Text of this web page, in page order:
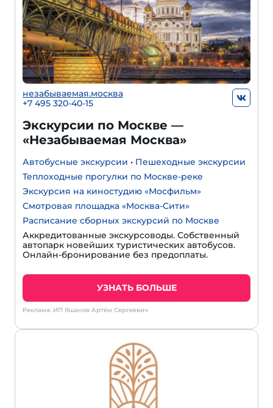
незабываемая.москва
+7 495 320-40-15
Экскурсии по Москве —
«Незабываемая Москва»
Автобусные экскурсии • Пешеходные экскурсии
Теплоходные прогулки по Москве-реке
Экскурсия на киностудию «Мосфильм»
Смотровая площадка «Москва-Сити»
Расписание сборных экскурсий по Москве
Аккредитованные экскурсоводы. Собственный
автопарк новейших туристических автобусов.
Онлайн-бронирование без предоплаты.
УЗНАТЬ БОЛЬШЕ
Реклама: ИП Яшанов Артём Сергеевич